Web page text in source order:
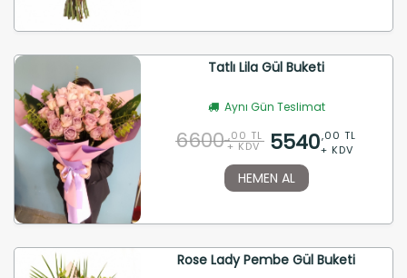
Tatlı Lila Gül Buketi
Aynı Gün Teslimat
6600 ,00 TL
+ KDV 5540,00 TL
+ KDV
HEMEN AL
Rose Lady Pembe Gül Buketi